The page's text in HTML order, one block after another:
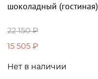
шоколадный (гостиная)
22 150 ₽
15 505 ₽
Нет в наличии